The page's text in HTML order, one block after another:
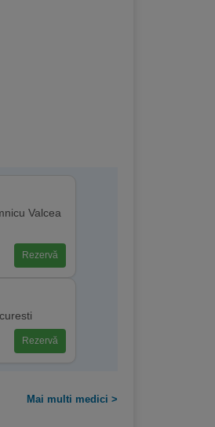
Valcea
Rezervă
Rezervă
Mai multi medici >